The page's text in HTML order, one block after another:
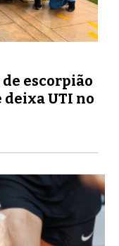
escorpião
deixa UTI no